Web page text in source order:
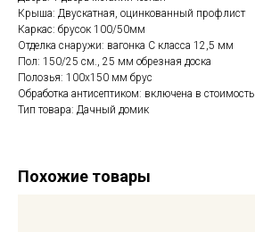
Крыша: Двускатная, оцинкованный профлист
Каркас: брусок 100/50мм
Отделка снаружи: вагонка C класса 12,5 мм
Пол: 150/25 см., 25 мм обрезная доска
Полозья: 100х150 мм брус
Обработка антисептиком: включена в стоимость
Тип товара: Дачный домик
Похожие товары